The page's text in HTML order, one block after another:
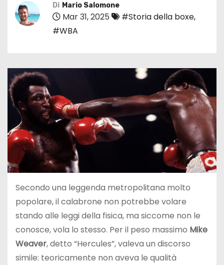
Di Mario Salomone
Mar 31, 2025 #Storia della boxe,
#WBA
Secondo una leggenda metropolitana molto
popolare, il calabrone non potrebbe volare
stando alle leggi della fisica, ma siccome non le
conosce, vola lo stesso. Per il peso massimo Mike
Weaver, detto “Hercules”, valeva un discorso
simile: teoricamente non aveva le qualità